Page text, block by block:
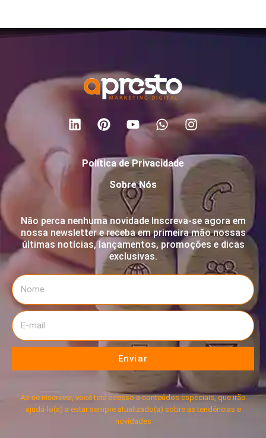
Política de Privacidade
Sobre Nós
Não perca nenhuma novidade Inscreva-se agora em
nossa newsletter e receba em primeira mão nossas
últimas notícias, lançamentos, promoções e dicas
exclusivas.
Enviar
Ao se inscrever, você terá acesso a conteúdos especiais, que irão
ajudá-lo(a) a estar sempre atualizado(a) sobre as tendências e
novidades